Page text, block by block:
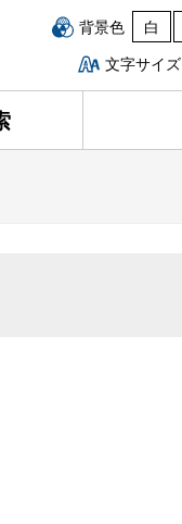
背景色 白
文字サイズ